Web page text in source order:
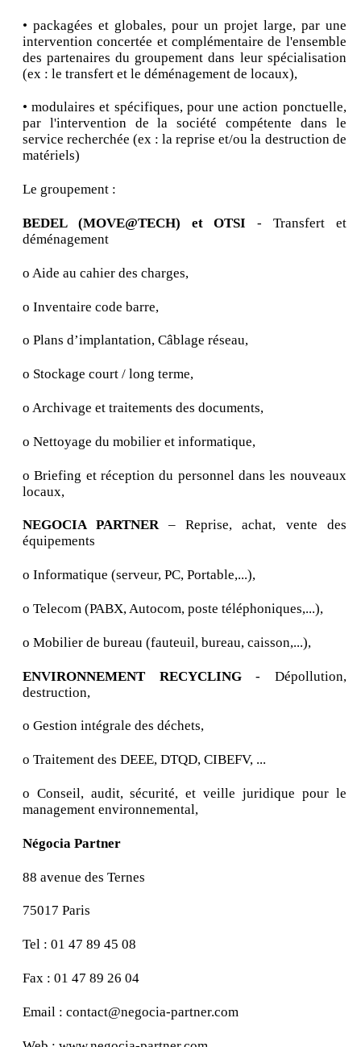
• packagées et globales, pour un projet large, par une
intervention concertée et complémentaire de l'ensemble
des partenaires du groupement dans leur spécialisation
(ex : le transfert et le déménagement de locaux),
• modulaires et spécifiques, pour une action ponctuelle,
par l'intervention de la société compétente dans le
service recherchée (ex : la reprise et/ou la destruction de
matériels)
Le groupement :
BEDEL (MOVE@TECH) et OTSI - Transfert et
déménagement
o Aide au cahier des charges,
o Inventaire code barre,
o Plans d’implantation, Câblage réseau,
o Stockage court / long terme,
o Archivage et traitements des documents,
o Nettoyage du mobilier et informatique,
o Briefing et réception du personnel dans les nouveaux
locaux,
NEGOCIA PARTNER– Reprise, achat, vente des
équipements
o Informatique (serveur, PC, Portable,...),
o Telecom (PABX, Autocom, poste téléphoniques,...),
o Mobilier de bureau (fauteuil, bureau, caisson,...),
ENVIRONNEMENT RECYCLING- Dépollution,
destruction,
o Gestion intégrale des déchets,
o Traitement des DEEE, DTQD, CIBEFV, ...
o Conseil, audit, sécurité, et veille juridique pour le
management environnemental,
Négocia Partner
88 avenue des Ternes
75017 Paris
Tel : 01 47 89 45 08
Fax : 01 47 89 26 04
Email : contact@negocia-partner.com